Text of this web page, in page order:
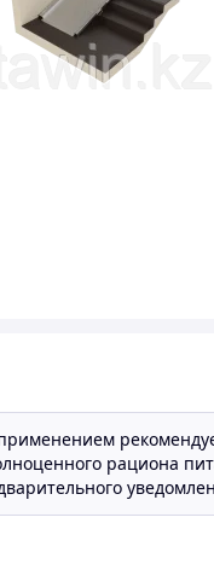
рациона